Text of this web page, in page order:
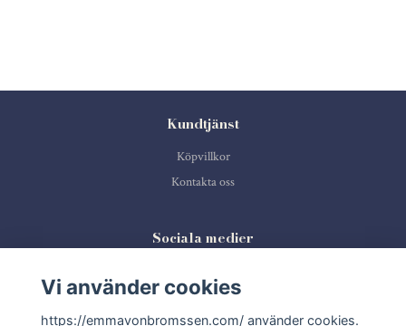
Kundtjänst
Köpvillkor
Kontakta oss
Sociala medier
Vi använder cookies
https://emmavonbromssen.com/ använder cookies.